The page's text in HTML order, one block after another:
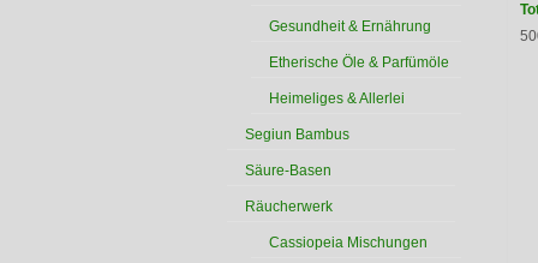
Gesundheit & Ernährung
Etherische Öle & Parfümöle
Heimeliges & Allerlei
Segiun Bambus
Säure-Basen
Räucherwerk
Cassiopeia Mischungen